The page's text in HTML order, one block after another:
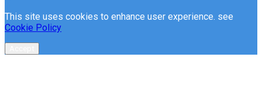
This site uses cookies to enhance user experience. see
Cookie Policy